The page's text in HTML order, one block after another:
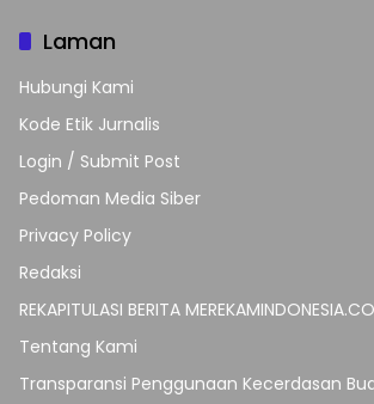
Laman
Hubungi Kami
Kode Etik Jurnalis
Login / Submit Post
Pedoman Media Siber
Privacy Policy
Redaksi
REKAPITULASI BERITA
Tentang Kami
Transparansi Penggunaan Kecerdasan